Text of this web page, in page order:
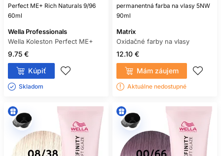
Perfect ME+ Rich Naturals 9/96
60ml
Wella Professionals
Wella Koleston Perfect ME+
9.75 €
Kúpiť
Skladom ㅤ
permanentná farba na vlasy 5NW
90ml
Matrix
Oxidačné farby na vlasy
12.10 €
Mám záujem
Aktuálne nedostupné